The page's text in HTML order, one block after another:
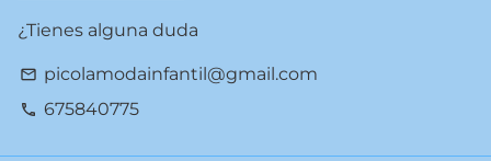
¿Tienes alguna duda
email picolamodainfantil@gmail.com
phone 675840775